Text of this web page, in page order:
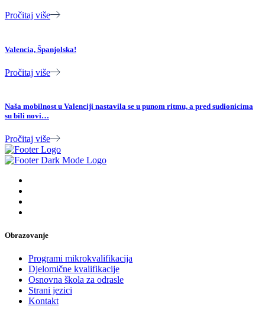
Pročitaj više
Valencia, Španjolska!
Pročitaj više
Naša mobilnost u Valenciji nastavila se u punom ritmu, a pred sudionicima
su bili novi…
Pročitaj više
Obrazovanje
Programi mikrokvalifikacija
Djelomične kvalifikacije
Osnovna škola za odrasle
Strani jezici
Kontakt